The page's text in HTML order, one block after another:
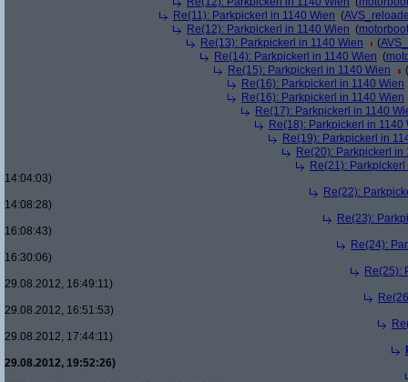
Re(11): Parkpickerl in 1140 Wien (
Re(12): Parkpickerl in 1140 Wien (motorboot
Re(13): Parkpickerl in 1140 Wien
(
Re(14): Parkpickerl in 1140 Wien (
Re(15): Parkpickerl in 1140 Wien
(
Re(16): Parkpickerl in 1140 Wien
Re(16): Parkpickerl in 1140 Wien
Re(17): Parkpickerl in 1140
Re(18): Parkpickerl in 1140
Re(19): Parkpickerl in
Re(20): Parkpickerl in
Re(21):
14:04:03)
Re(22):
14:08:28)
Re(23):
16:08:43)
Re(24):
16:30:06)
Re(25):
29.08.2012, 16:49:11)
29.08.2012, 16:51:53)
29.08.2012, 17:44:11)
29.08.2012, 19:52:26)